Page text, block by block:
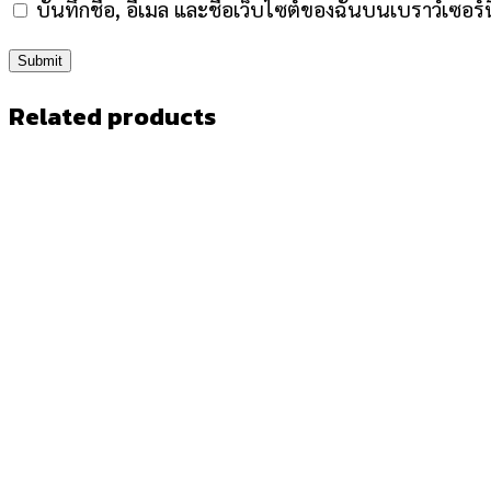
บันทึกชื่อ, อีเมล และชื่อเว็บไซต์ของฉันบนเบราว์เซอ
Related products